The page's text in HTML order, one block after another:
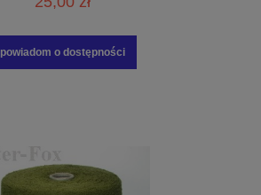
powiadom o dostępności